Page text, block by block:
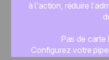
à l’action, réduire
Pas de carte
Configurez votre